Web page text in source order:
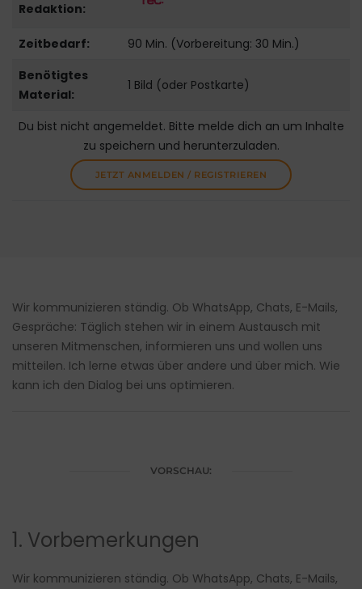
Redaktion:
Zeitbedarf:
90 Min. (Vorbereitung: 30 Min.)
Benötigtes
Material:
1 Bild (oder Postkarte)
Du bist nicht angemeldet. Bitte melde dich an um Inhalte
zu speichern und herunterzuladen.
JETZT ANMELDEN / REGISTRIEREN
Wir kommunizieren ständig. Ob WhatsApp, Chats, E-Mails,
Gespräche: Täglich stehen wir in einem Austausch mit
unseren Mitmenschen, informieren uns und wollen uns
mitteilen. Ich lerne etwas über andere und über mich. Wie
kann ich den Dialog bei uns optimieren.
VORSCHAU:
1. Vorbemerkungen
Wir kommunizieren ständig. Ob WhatsApp, Chats, E-Mails,